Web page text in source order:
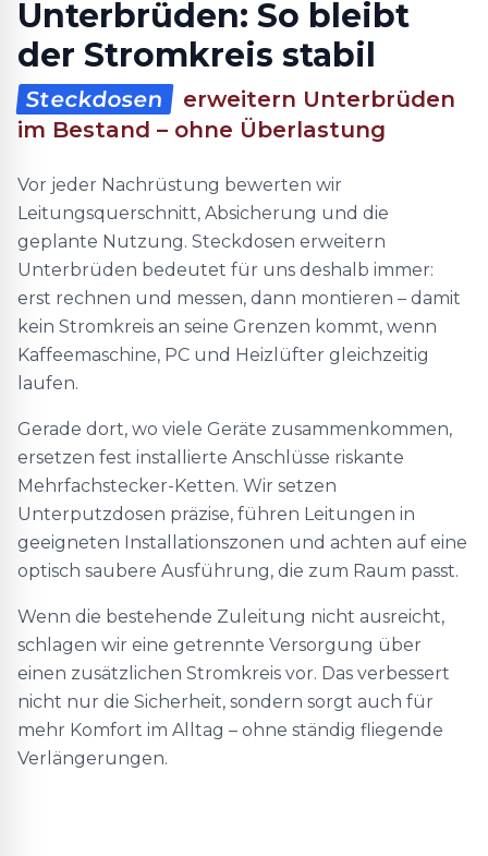
Unterbrüden: So bleibt
der Stromkreis stabil
Steckdosen
erweitern Unterbrüden
im Bestand – ohne Überlastung
Vor jeder Nachrüstung bewerten wir
Leitungsquerschnitt, Absicherung und die
geplante Nutzung. Steckdosen erweitern
Unterbrüden bedeutet für uns deshalb immer:
erst rechnen und messen, dann montieren – damit
kein Stromkreis an seine Grenzen kommt, wenn
Kaffeemaschine, PC und Heizlüfter gleichzeitig
laufen.
Gerade dort, wo viele Geräte zusammenkommen,
ersetzen fest installierte Anschlüsse riskante
Mehrfachstecker-Ketten. Wir setzen
Unterputzdosen präzise, führen Leitungen in
geeigneten Installationszonen und achten auf eine
optisch saubere Ausführung, die zum Raum passt.
Wenn die bestehende Zuleitung nicht ausreicht,
schlagen wir eine getrennte Versorgung über
einen zusätzlichen Stromkreis vor. Das verbessert
nicht nur die Sicherheit, sondern sorgt auch für
mehr Komfort im Alltag – ohne ständig fliegende
Verlängerungen.